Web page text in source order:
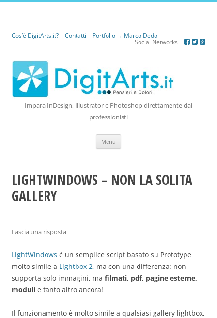
Cos’è DigitArts.it? Contatti
Portfolio → Marco Dedo
Social Networks
Impara InDesign, Illustrator e Photoshop direttamente dai
professionisti
Menu
LIGHTWINDOWS – NON LA SOLITA
GALLERY
Lascia una risposta
LightWindows è un semplice script basato su Prototype
molto simile a Lightbox 2, ma con una differenza: non
supporta solo immagini, ma filmati, pdf, pagine esterne,
moduli e tanto altro ancora!
Il funzionamento è molto simile a qualsiasi gallery lightbox,